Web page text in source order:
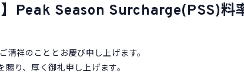
】Peak Season Surcharge(PSS)
祥のこととお慶び申し上げます。
り、厚く御礼申し上げます。